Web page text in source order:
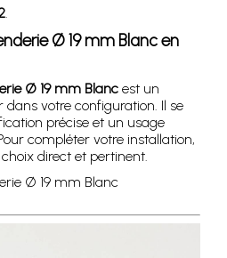
Ø 19 mm Blancen
Ø 19 mm Blanc est un
votre configuration. Il se
précise et un usage
compléter votre installation,
direct et pertinent.
Ø 19 mm Blanc